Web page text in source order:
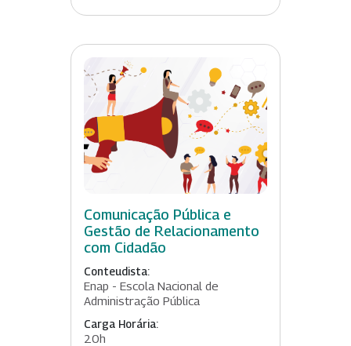
Comunicação Pública e
Gestão de Relacionamento
com Cidadão
Conteudista:
Enap - Escola Nacional de
Administração Pública
Carga Horária:
20h